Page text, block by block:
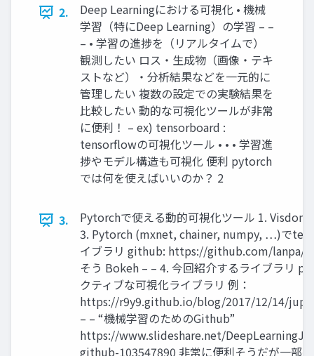
2.
Deep Learningにおける可視化 • 機械
学習（特にDeep Learning）の学習 – –
– • 学習の進捗を（リアルタイムで）
観測したい ロス・生成物（画像・テキ
ストなど）・分析結果などを一元的に
管理したい 複数の設定での実験結果を
比較したい 動的な可視化ツールが非常
に便利！ – ex) tensorboard :
tensorflowの可視化ツール • • • 学習進
捗やモデル構造も可視化 便利 pytorch
では何を使えばいいのか？ 2
3.
Pytorchで使える動的可視化ツール 1.
3. Pytorch (mxnet, chainer, numpy, …)で
イブラリ github: https://github.com/lanpa/
そう Bokeh – – 4. 今回紹介するライブラリ
クティブな可視化ライブラリ 例：
https://r9y9.github.io/blog/2017/12/14/
– – “機械学習のためのGithub”
https://www.slideshare.net/
github-103547890 非常に便利そうだが一部